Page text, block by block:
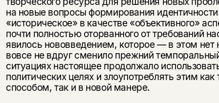
на новые вопросы формирования
«историческое» в каче­стве «объективного»
почти полностью оторванного от требований
явилось нововведением, которое — в этом
вовсе не вдруг сменило прежний
ситуациях настоящее продолжало
политических целях и злоупотреблять этим
способом, так и в новой манере.